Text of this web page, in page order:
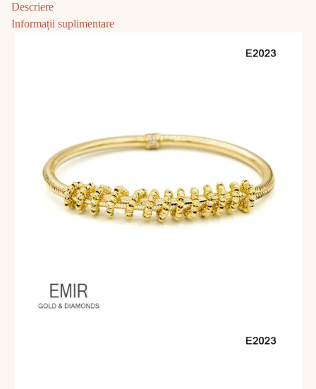
Descriere
Informații suplimentare